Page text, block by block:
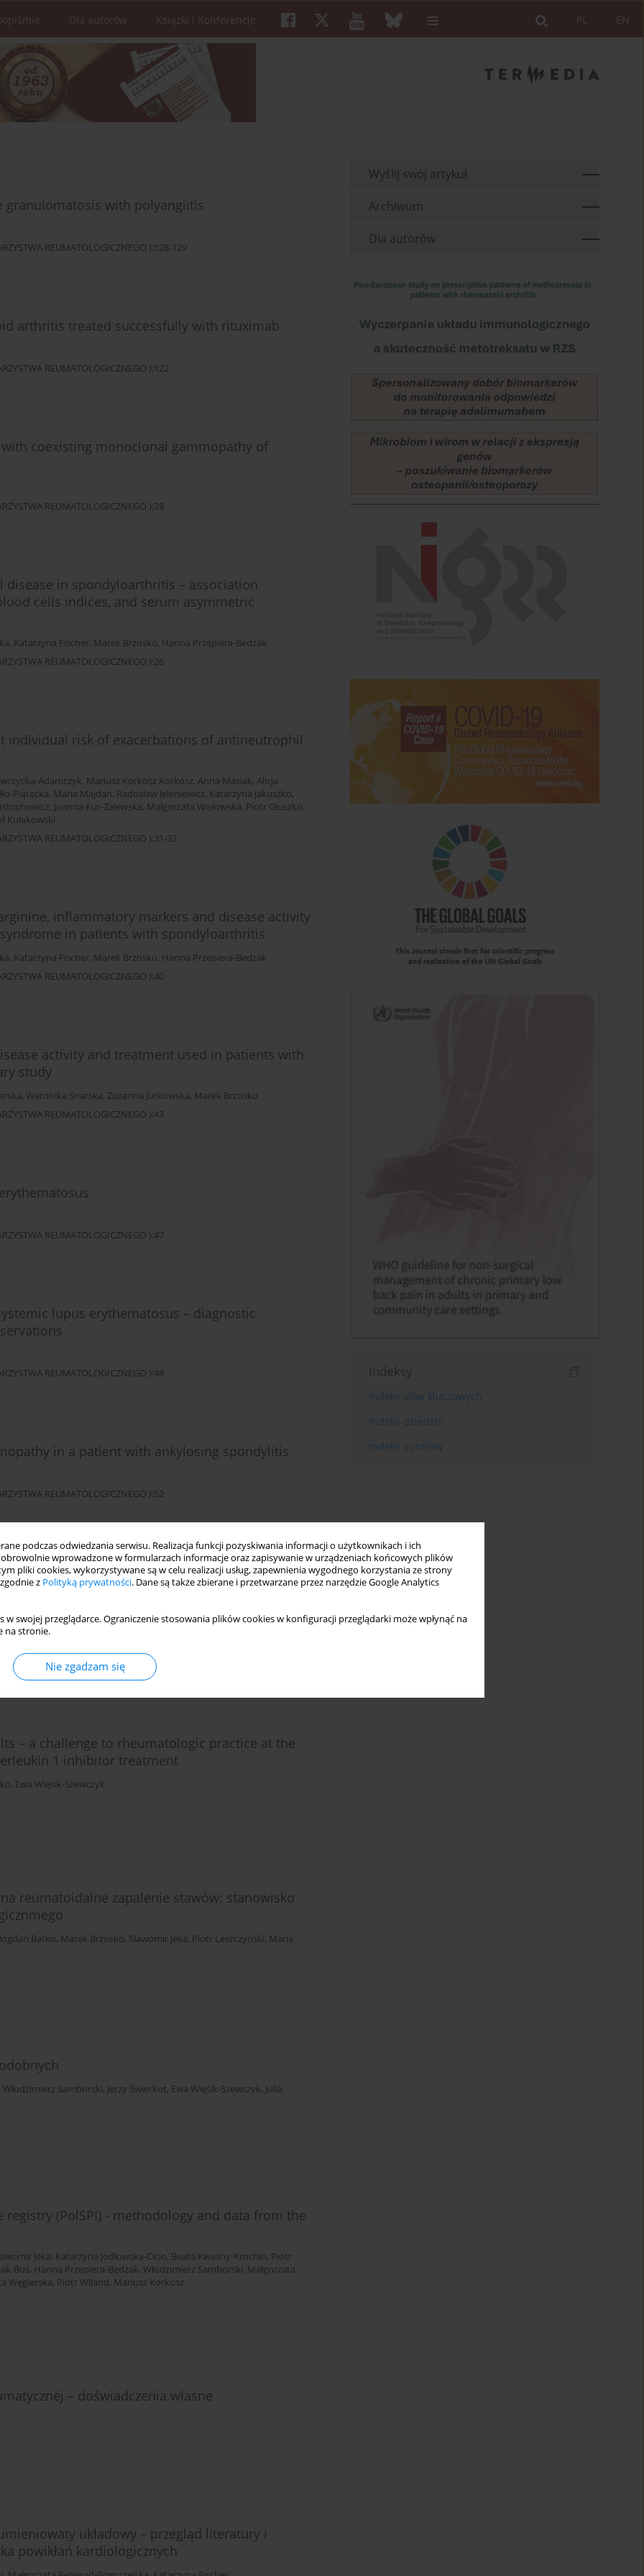
podczas odwiedzania serwisu. Realizacja funkcji pozyskiwania informacji o użytkownikach i ich
wprowadzone w formularzach informacje oraz zapisywanie w urządzeniach końcowych plików
pliki cookies, wykorzystywane są w celu realizacji usług, zapewnienia wygodnego korzystania ze strony
z Polityką prywatności. Dane są także zbierane i przetwarzane przez narzędzie Google Analytics
w swojej przeglądarce. Ograniczenie stosowania plików cookies w konfiguracji przeglądarki może wpłynąć na
na stronie.
Nie zgadzam się
EN
PL
Dla autorów Książki i Konferencje
granulomatosis with polyangiitis
REUMATOLOGICZNEGO ):128-129
arthritis treated successfully with rituximab
REUMATOLOGICZNEGO ):122
coexisting monoclonal gammopathy of
REUMATOLOGICZNEGO ):78
in spondyloarthritis – association
cells indices, and serum asymmetric
, Katarzyna Fischer, Marek Brzosko, Hanna Przepiera-Bedzak
REUMATOLOGICZNEGO ):26
individual risk of exacerbations of antineutrophil
Adamczyk, Mariusz Korkosz Korkosz, Anna Masiak, Alicja
Piątecka, Maria Majdan, Radosław Jeleniewicz, Katarzyna Jakuszko,
, Joanna Kur-Zalewska, Małgorzata Wisłowska, Piotr Głuszko,
Kułakowski
REUMATOLOGICZNEGO ):31-32
inflammatory markers and disease activity
in patients with spondyloarthritis
, Katarzyna Fischer, Marek Brzosko, Hanna Przepiera-Bedzak
REUMATOLOGICZNEGO ):40
activity and treatment used in patients with
study
, Weronika Snarska, Zuzanna Jurkowska, Marek Brzosko
REUMATOLOGICZNEGO ):43
REUMATOLOGICZNEGO ):47
lupus erythematosus – diagnostic
REUMATOLOGICZNEGO ):48
in a patient with ankylosing spondylitis
REUMATOLOGICZNEGO ):52
indices at the time of diagnosis: can we just
– a challenge to rheumatologic practice at the
1 inhibitor treatment
, Ewa Więsik-Szewczyk
reumatoidalne zapalenie stawów: stanowisko
Batko, Marek Brzosko, Sławomir Jeka, Piotr Leszczyński, Maria
Włodzimierz Samborski, Jerzy Świerkot, Ewa Więsik-Szewczyk, Julia
(PolSPI) - methodology and data from the
Jeka, Katarzyna Jodłowska-Cicio, Beata Kwaśny-Krochin, Piotr
Buś, Hanna Przepiera-Będzak, Włodzimierz Samborski, Małgorzata
Węgierska, Piotr Wiland, Mariusz Korkosz
– doświadczenia własne
układowy – przegląd literatury i
powikłań kardiologicznych
Wyślij swój artykuł
Archiwum
Dla autorów
Indeksy
Indeks słów kluczowych
Indeks dziedzin
Indeks autorów